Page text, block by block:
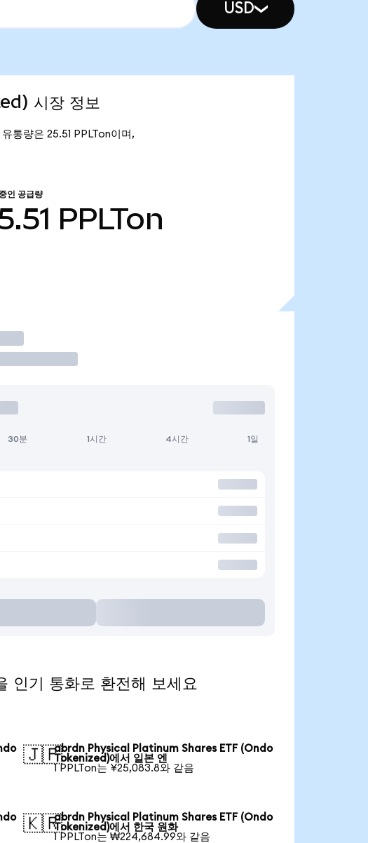
USD
시장 정보
통량은 25.51 PPLTon이며,
인 공급량
PPLTon
30분 1시간 4시간 1일
통화로 환전해 보세요
🇯🇵abrdn Physical Platinum Shares ETF (Ondo
Tokenized)에서 일본 엔
1 PPLTon는 ¥25,083.8와 같음
🇰🇷abrdn Physical Platinum Shares ETF (Ondo
Tokenized)에서 한국 원화
1 PPLTon는 ₩224,684.99와 같음